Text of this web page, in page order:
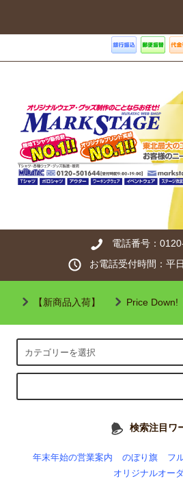
電話番号：
お電話受付時間：平
【新商品入荷】 Price Down!
検索注目ワ
年末年始の営業案内 のぼり旗
フ
オリジナルオー